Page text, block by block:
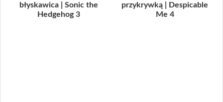
błyskawica | Sonic the
Hedgehog 3
przykrywką | Despicable
Me 4